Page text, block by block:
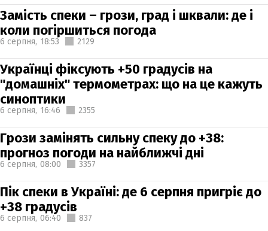
Замість спеки – грози, град і шквали: де і
коли погіршиться погода
6 серпня, 18:53 2129
Українці фіксують +50 градусів на
"домашніх" термометрах: що на це кажуть
синоптики
6 серпня, 16:46 2355
Грози замінять сильну спеку до +38:
прогноз погоди на найближчі дні
6 серпня, 08:00 3357
Пік спеки в Україні: де 6 серпня пригріє до
+38 градусів
6 серпня, 06:40 837